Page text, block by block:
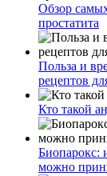
Обзор
простатита
Польза и
рецептов
Кто такой
Биопарокс:
можно